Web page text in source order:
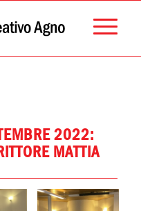
2022:
MATTIA